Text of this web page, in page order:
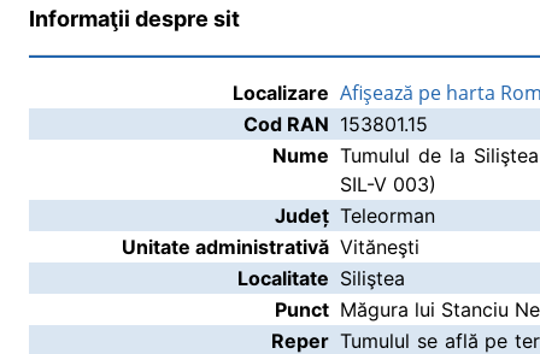
Informaţii despre sit
Localizare Afişează pe harta
Cod RAN 153801.15
Nume Tumulul de la
SIL-V 003)
Județ Teleorman
Unitate administrativă Vităneşti
Localitate Siliştea
Punct Măgura lui Stanciu
Reper Tumulul se află pe